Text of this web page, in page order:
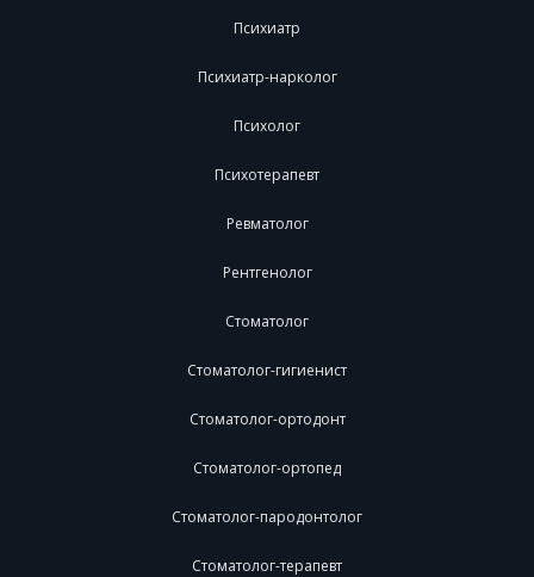
Психиатр
Психиатр-нарколог
Психолог
Психотерапевт
Ревматолог
Рентгенолог
Стоматолог
Стоматолог-гигиенист
Стоматолог-ортодонт
Стоматолог-ортопед
Стоматолог-пародонтолог
Стоматолог-терапевт